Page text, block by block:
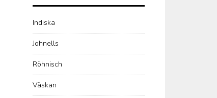
Indiska
Johnells
Röhnisch
Väskan